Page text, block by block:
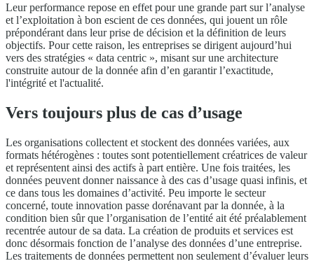
Leur performance repose en effet pour une grande part sur l’analyse
et l’exploitation à bon escient de ces données, qui jouent un rôle
prépondérant dans leur prise de décision et la définition de leurs
objectifs. Pour cette raison, les entreprises se dirigent aujourd’hui
vers des stratégies « data centric », misant sur une architecture
construite autour de la donnée afin d’en garantir l’exactitude,
l'intégrité et l'actualité.
Vers toujours plus de cas d’usage
Les organisations collectent et stockent des données variées, aux
formats hétérogènes : toutes sont potentiellement créatrices de valeur
et représentent ainsi des actifs à part entière. Une fois traitées, les
données peuvent donner naissance à des cas d’usage quasi infinis, et
ce dans tous les domaines d’activité. Peu importe le secteur
concerné, toute innovation passe dorénavant par la donnée, à la
condition bien sûr que l’organisation de l’entité ait été préalablement
recentrée autour de sa data. La création de produits et services est
donc désormais fonction de l’analyse des données d’une entreprise.
Les traitements de données permettent non seulement d’évaluer leurs